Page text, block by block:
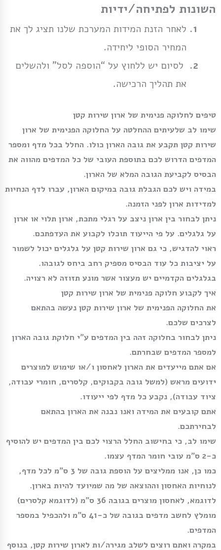
השונות לפתיחה/ידיות
לאחר הזנת המידות המערכת שלנו תציג לך את
המחיר הסופי ליחידה.
לסיום יש ללחוץ על “הוספה לסל” ולהשלים
את תהליך הרכישה.
טיפים לחלוקה פנימית של ארון שירות קטן
שימו לב שלעיתים ההחלטה על החלוקה הפנימית של ארון
שירות קטן תקבע את גובה הארון כולו. החלל בכל מדף ומספר
המדפים הדרוש לכם בתוספת העובי של כל המדפים מהווה את
הבסיס לקביעת הגובה המלא של הארון.
במידה ויש לכם הגבלת גובה במיקום הארון, עברו לדף הנחיות
למדידות ארון לפני הזמנה.
ניתן לבחור בין ארון ניצב על רגלי מתכת, ארון תלוי או ארון
על גלגלים. על פי הייעוד תוכלו לקבוע את העדפתכם.
ראוי להדגיש, כי גם ארון שירות קטן על גלגלים יכול לשמור
על יציבות כל עוד הבסיס מספיק רחב ביחס לגובהו.
בגלגלים הקדמיים יש מעצור אשר מונע תזוזה לא רצויה.
איך לקבוע חלוקה פנימית של ארון שירות קטן
את החלוקה הפנימית של ארון שירות קטן נעשה בהתאם
לצרכים שלכם.
ניתן לבחור בחלוקה זהה בין המדפים ע”י חלוקת גובה הארון
למספר המדפים שבחרתם.
אם אתם מייעדים את הארון לאחסון ו/או שימוש למוצרים
ידועים מראש (למשל גובה בקבוקים, קלסרים, חומרי עבודה,
ציוד עבודה), נקבע כל מדף לפי ייעודו.
אתם קובעים את המידה ואנו נבנה את הארון בהתאם
לבחירתכם.
שימו לב, כי בחישוב החלל הרצוי לכם בין המדפים יש להוסיף
כ-2 ס”מ עובי חומר המדף עצמו.
כמו כן, אנו ממליצים על הוספת גובה של 3 ס”מ לכל מדף,
לנוחיות האחסון וההוצאה של מה שמיועד להיות בארון.
לדוגמא, לאחסון מוצרים בגובה 36 ס”מ (לדוגמא קלסרים)
מומלץ לחשב מדפים בגובה של כ-41 ס”מ ולהכפיל במספר
המדפים.
במקרה ואתם רוצים לשלב מגירה/ות לארון שירות קטן, בנוסף